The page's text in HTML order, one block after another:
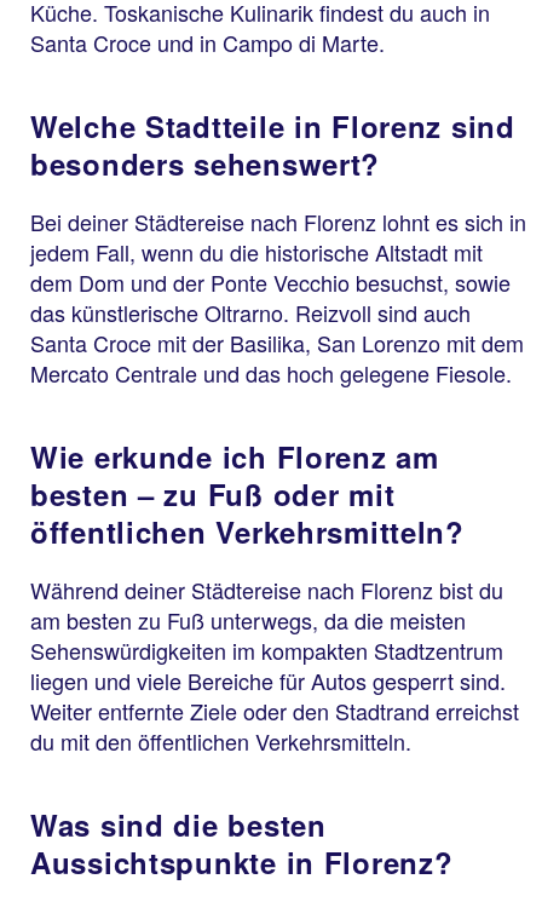
Küche. Toskanische Kulinarik findest du auch in
Santa Croce und in Campo di Marte.
Welche Stadtteile in Florenz sind
besonders sehenswert?
Bei deiner Städtereise nach Florenz lohnt es sich in
jedem Fall, wenn du die historische Altstadt mit
dem Dom und der Ponte Vecchio besuchst, sowie
das künstlerische Oltrarno. Reizvoll sind auch
Santa Croce mit der Basilika, San Lorenzo mit dem
Mercato Centrale und das hoch gelegene Fiesole.
Wie erkunde ich Florenz am
besten – zu Fuß oder mit
öffentlichen Verkehrsmitteln?
Während deiner Städtereise nach Florenz bist du
am besten zu Fuß unterwegs, da die meisten
Sehenswürdigkeiten im kompakten Stadtzentrum
liegen und viele Bereiche für Autos gesperrt sind.
Weiter entfernte Ziele oder den Stadtrand erreichst
du mit den öffentlichen Verkehrsmitteln.
Was sind die besten
Aussichtspunkte in Florenz?